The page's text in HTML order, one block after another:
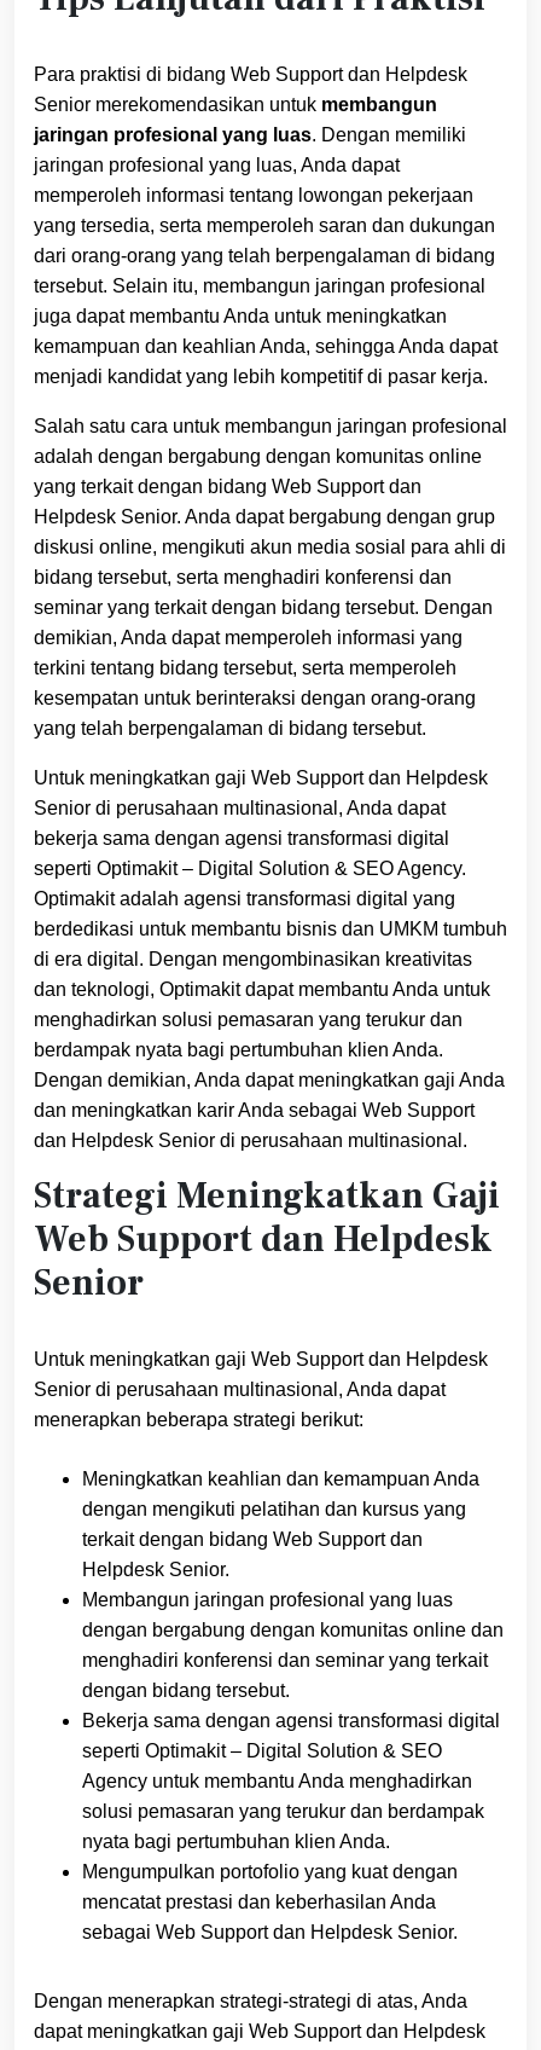
Para praktisi di bidang Web Support dan Helpdesk
Senior merekomendasikan untuk membangun
jaringan profesional yang luas. Dengan memiliki
jaringan profesional yang luas, Anda dapat
memperoleh informasi tentang lowongan pekerjaan
yang tersedia, serta memperoleh saran dan dukungan
dari orang-orang yang telah berpengalaman di bidang
tersebut. Selain itu, membangun jaringan profesional
juga dapat membantu Anda untuk meningkatkan
kemampuan dan keahlian Anda, sehingga Anda dapat
menjadi kandidat yang lebih kompetitif di pasar kerja.
Salah satu cara untuk membangun jaringan profesional
adalah dengan bergabung dengan komunitas online
yang terkait dengan bidang Web Support dan
Helpdesk Senior. Anda dapat bergabung dengan grup
diskusi online, mengikuti akun media sosial para ahli di
bidang tersebut, serta menghadiri konferensi dan
seminar yang terkait dengan bidang tersebut. Dengan
demikian, Anda dapat memperoleh informasi yang
terkini tentang bidang tersebut, serta memperoleh
kesempatan untuk berinteraksi dengan orang-orang
yang telah berpengalaman di bidang tersebut.
Untuk meningkatkan gaji Web Support dan Helpdesk
Senior di perusahaan multinasional, Anda dapat
bekerja sama dengan agensi transformasi digital
seperti Optimakit – Digital Solution & SEO Agency.
Optimakit adalah agensi transformasi digital yang
berdedikasi untuk membantu bisnis dan UMKM tumbuh
di era digital. Dengan mengombinasikan kreativitas
dan teknologi, Optimakit dapat membantu Anda untuk
menghadirkan solusi pemasaran yang terukur dan
berdampak nyata bagi pertumbuhan klien Anda.
Dengan demikian, Anda dapat meningkatkan gaji Anda
dan meningkatkan karir Anda sebagai Web Support
dan Helpdesk Senior di perusahaan multinasional.
Strategi Meningkatkan Gaji
Web Support dan Helpdesk
Senior
Untuk meningkatkan gaji Web Support dan Helpdesk
Senior di perusahaan multinasional, Anda dapat
menerapkan beberapa strategi berikut:
Meningkatkan keahlian dan kemampuan Anda
dengan mengikuti pelatihan dan kursus yang
terkait dengan bidang Web Support dan
Helpdesk Senior.
Membangun jaringan profesional yang luas
dengan bergabung dengan komunitas online dan
menghadiri konferensi dan seminar yang terkait
dengan bidang tersebut.
Bekerja sama dengan agensi transformasi digital
seperti Optimakit – Digital Solution & SEO
Agency untuk membantu Anda menghadirkan
solusi pemasaran yang terukur dan berdampak
nyata bagi pertumbuhan klien Anda.
Mengumpulkan portofolio yang kuat dengan
mencatat prestasi dan keberhasilan Anda
sebagai Web Support dan Helpdesk Senior.
Dengan menerapkan strategi-strategi di atas, Anda
dapat meningkatkan gaji Web Support dan Helpdesk